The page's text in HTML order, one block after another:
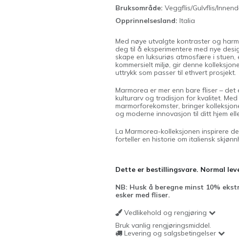
Bruksområde: Veggflis/Gulvflis/
Opprinnelsesland: Italia
Med nøye utvalgte kontraster og
deg til å eksperimentere med nye
skape en luksuriøs atmosfære i
kommersielt miljø, gir denne
uttrykk som passer til ethvert prosjekt.
Marmorea er mer enn bare fliser – det
kulturarv og tradisjon for kvalitet.
marmorforekomster, bringer
og moderne innovasjon til ditt hjem
La Marmorea-kolleksjonen inspirere
forteller en historie om italiensk
Dette er bestillingsvare. Normal
NB: Husk å beregne minst 10%
esker med fliser.
Vedlikehold og rengjøring
Bruk vanlig rengjøringsmiddel.
Levering og salgsbetingelser